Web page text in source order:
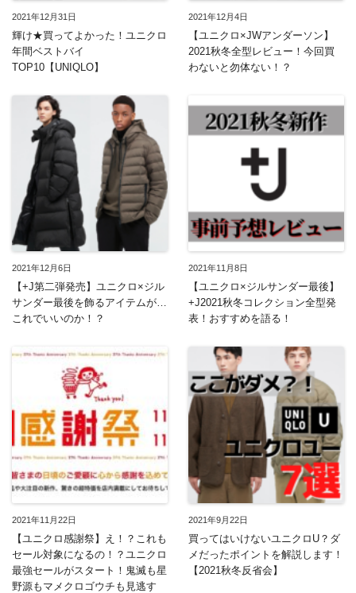
2021年12月31日
輝け★買ってよかった！ユニクロ
年間ベストバイ
TOP10【UNIQLO】
2021年12月4日
【ユニクロ×JWアンダーソン】
2021秋冬全型レビュー！今回買
わないと勿体ない！？
2021年12月6日
【+J第二弾発売】ユニクロ×ジル
サンダー最後を飾るアイテムが…
これでいいのか！？
2021年11月8日
【ユニクロ×ジルサンダー最後】
+J2021秋冬コレクション全型発
表！おすすめを語る！
2021年11月22日
【ユニクロ感謝祭】え！？これも
セール対象になるの！？ユニクロ
最強セールがスタート！鬼滅も星
野源もマメクロゴウチも見逃す
2021年9月22日
買ってはいけないユニクロU？ダ
メだったポイントを解説します！
【2021秋冬反省会】